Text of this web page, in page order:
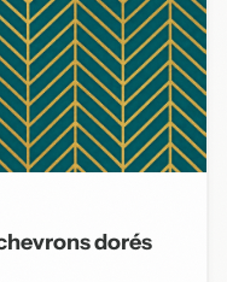
dorés